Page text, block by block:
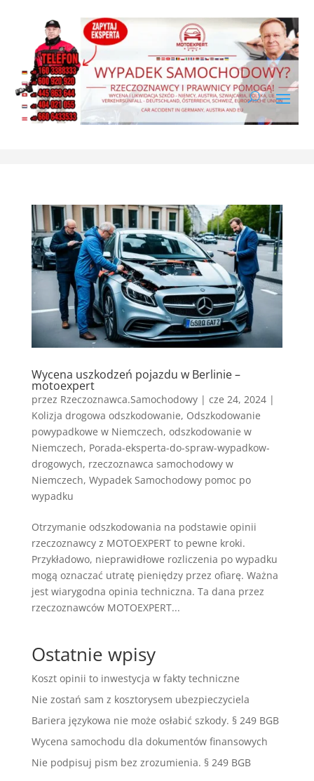
Wycena uszkodzeń pojazdu w Berlinie –
motoexpert
przez Rzeczoznawca.Samochodowy| cze 24, 2024|
Kolizja drogowa odszkodowanie, Odszkodowanie
powypadkowe w Niemczech, odszkodowanie w
Niemczech, Porada-eksperta-do-spraw-wypadkow-
drogowych, rzeczoznawca samochodowy w
Niemczech, Wypadek Samochodowy pomoc po
wypadku
Otrzymanie odszkodowania na podstawie opinii
rzeczoznawcy z MOTOEXPERT to pewne kroki.
Przykładowo, nieprawidłowe rozliczenia po wypadku
mogą oznaczać utratę pieniędzy przez ofiarę. Ważna
jest wiarygodna opinia techniczna. Ta dana przez
rzeczoznawców MOTOEXPERT...
Ostatnie wpisy
Koszt opinii to inwestycja w fakty techniczne
Nie zostań sam z kosztorysem ubezpieczyciela
Bariera językowa nie może osłabić szkody. § 249 BGB
Wycena samochodu dla dokumentów finansowych
Nie podpisuj pism bez zrozumienia. § 249 BGB